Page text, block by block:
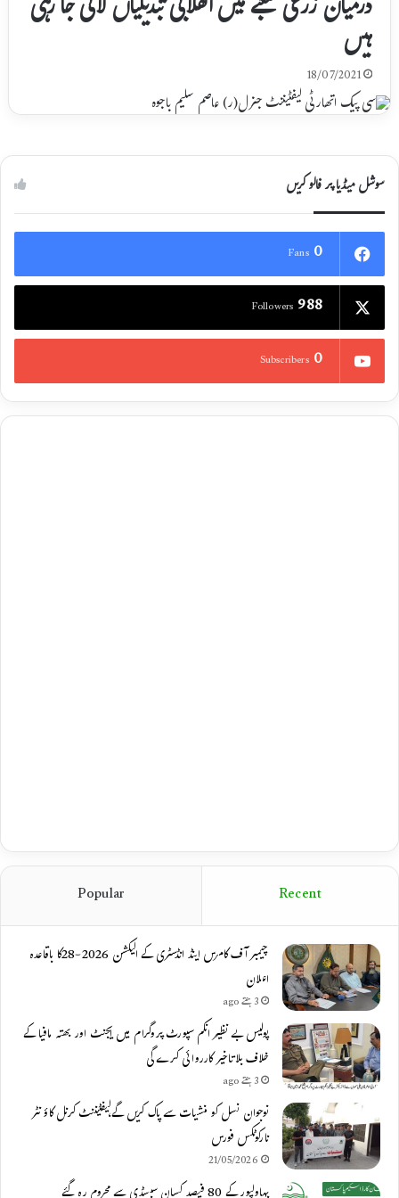
ہیں
18/07/2021
سوشل میڈیا پر فالو کریں
0
Fans
988
Followers
0
Subscribers
Recent
Popular
چیمبر آف کامرس اینڈ انڈسٹری کے الیکشن 2026-28کا باقاعدہ
اعلان
3 ہفتے ago
پولیس بے نظیر انکم سپورٹ پروگرام میں ایجنٹ اور بھتہ مافیا کے
خلاف بلاتاخیر کارروائی کرے گی
3 ہفتے ago
نوجوان نسل کو منشیات سے پاک کریں گے،لیفٹیننٹ کرنل کاؤنٹر
نارکوٹکس فورس
21/05/2026